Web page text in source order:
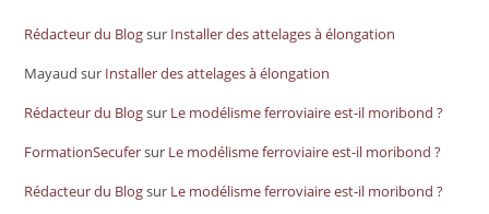
Rédacteur du Blogsur Installer des attelages à élongation
Mayaud sur Installer des attelages à élongation
Rédacteur du Blogsur Le modélisme ferroviaire est-il moribond ?
FormationSecufersur Le modélisme ferroviaire est-il moribond ?
Rédacteur du Blogsur Le modélisme ferroviaire est-il moribond ?